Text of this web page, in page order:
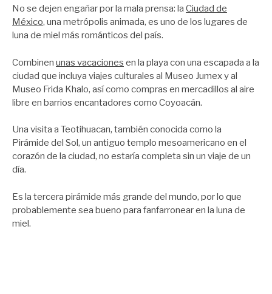
No se dejen engañar por la mala prensa: la Ciudad de
México, una metrópolis animada, es uno de los lugares de
luna de miel más románticos del país.
Combinen unas vacaciones en la playa con una escapada a la
ciudad que incluya viajes culturales al Museo Jumex y al
Museo Frida Khalo, así como compras en mercadillos al aire
libre en barrios encantadores como Coyoacán.
Una visita a Teotihuacan, también conocida como la
Pirámide del Sol, un antiguo templo mesoamericano en el
corazón de la ciudad, no estaría completa sin un viaje de un
día.
Es la tercera pirámide más grande del mundo, por lo que
probablemente sea bueno para fanfarronear en la luna de
miel.